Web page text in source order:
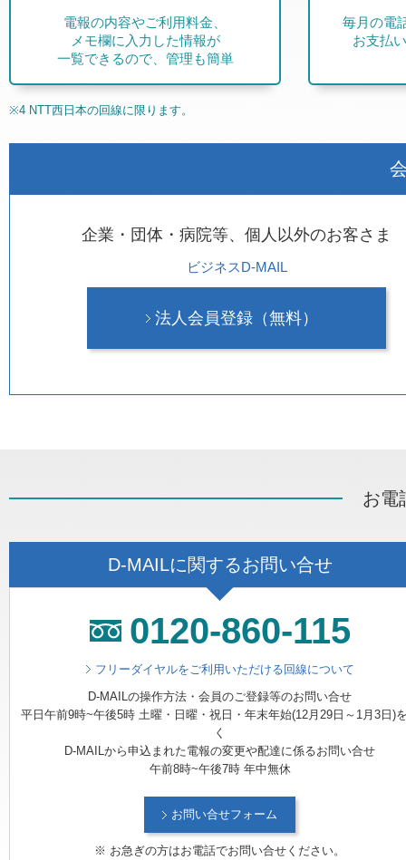
電報の内容やご利用料金、
メモ欄に入力した情報が
一覧できるので、管理も簡単
毎月の電
お支払
※4 NTT西日本の回線に限ります。
企業・団体・病院等、個人以外のお客さま
ビジネスD-MAIL
法人会員登録（無料）
お電
D-MAILに関するお問い合せ
0120-860-115
フリーダイヤルをご利用いただける回線について
D-MAILの操作方法・会員のご登録等のお問い合せ
平日午前9時~午後5時 土曜・日曜・祝日・年末年始(12月29日～1月3日)
く
D-MAILから申込まれた電報の変更や配達に係るお問い合せ
午前8時~午後7時 年中無休
お問い合せフォーム
※ お急ぎの方はお電話でお問い合せください。